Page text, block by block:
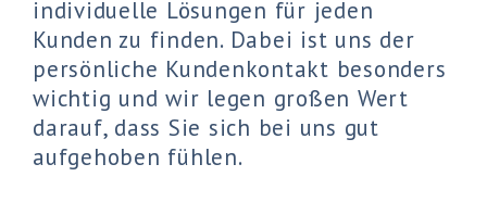
individuelle Lösungen für jeden
Kunden zu finden. Dabei ist uns der
persönliche Kundenkontakt besonders
wichtig und wir legen großen Wert
darauf, dass Sie sich bei uns gut
aufgehoben fühlen.